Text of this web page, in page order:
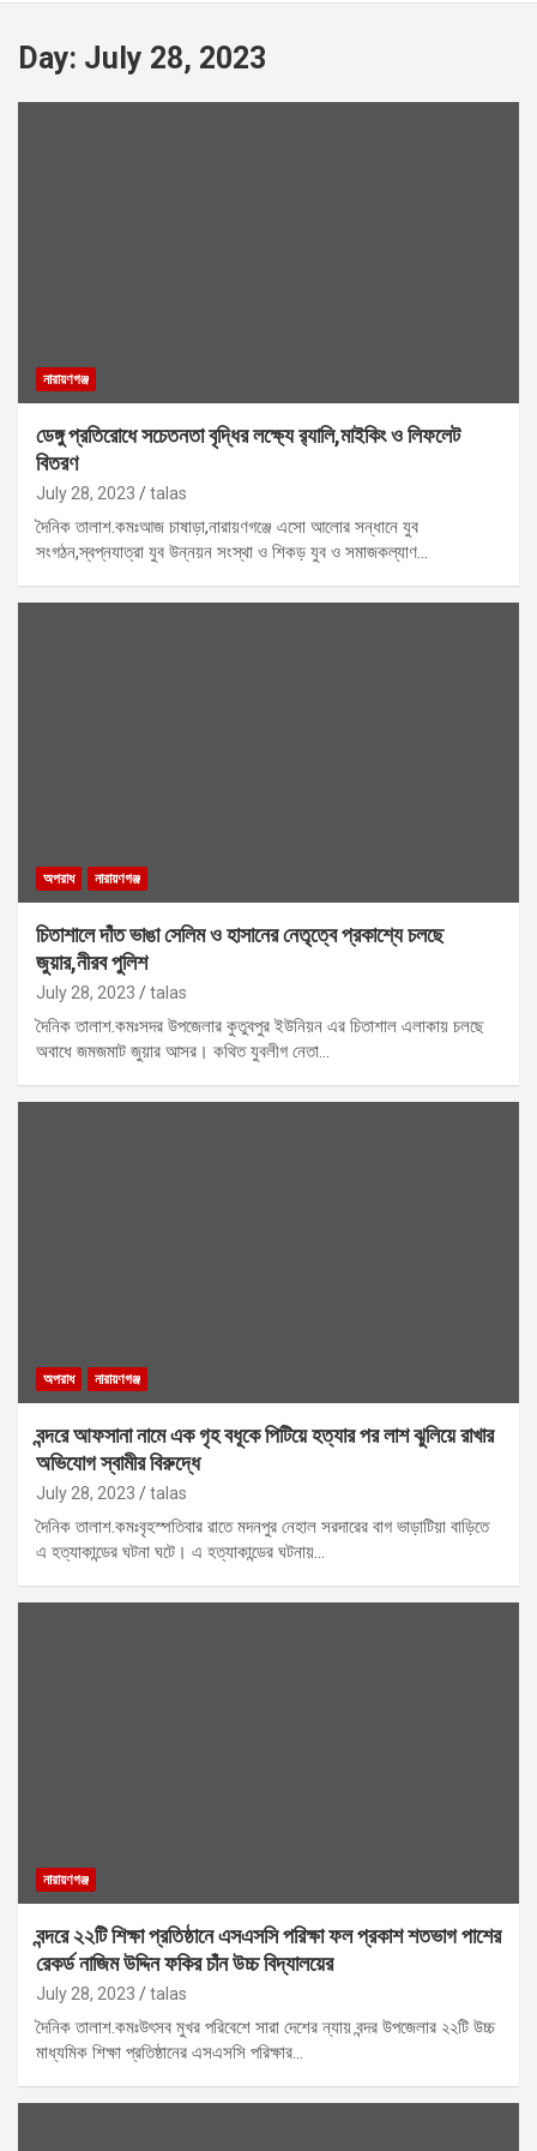
Day: July 28, 2023
নারায়ণগঞ্জ
ডেঙ্গু প্রতিরোধে সচেতনতা বৃদ্ধির লক্ষ্যে র‌্যালি,মাইকিং ও লিফলেট
বিতরণ
July 28, 2023 talas
দৈনিক তালাশ.কমঃআজ চাষাড়া,নারায়ণগঞ্জে এসো আলোর সন্ধানে যুব
সংগঠন,স্বপ্নযাত্রা যুব উন্নয়ন সংস্থা ও শিকড় যুব ও সমাজকল্যাণ…
অপরাধ নারায়ণগঞ্জ
চিতাশালে দাঁত ভাঙা সেলিম ও হাসানের নেতৃত্বে প্রকাশ্যে চলছে
জুয়ার,নীরব পুলিশ
July 28, 2023 talas
দৈনিক তালাশ.কমঃসদর উপজেলার কুতুবপুর ইউনিয়ন এর চিতাশাল এলাকায় চলছে
অবাধে জমজমাট জুয়ার আসর। কথিত যুবলীগ নেতা…
অপরাধ নারায়ণগঞ্জ
বন্দরে আফসানা নামে এক গৃহ বধূকে পিটিয়ে হত্যার পর লাশ ঝুলিয়ে রাখার
অভিযোগ স্বামীর বিরুদ্ধে
July 28, 2023 talas
দৈনিক তালাশ.কমঃবৃহস্পতিবার রাতে মদনপুর নেহাল সরদারের বাগ ভাড়াটিয়া বাড়িতে
এ হত্যাকান্ডের ঘটনা ঘটে। এ হত্যাকান্ডের ঘটনায়…
নারায়ণগঞ্জ
বন্দরে ২২টি শিক্ষা প্রতিষ্ঠানে এসএসসি পরিক্ষা ফল প্রকাশ শতভাগ পাশের
রেকর্ড নাজিম উদ্দিন ফকির চাঁন উচ্চ বিদ্যালয়ের
July 28, 2023 talas
দৈনিক তালাশ.কমঃউৎসব মুখর পরিবেশে সারা দেশের ন্যায় বন্দর উপজেলার ২২টি উচ্চ
মাধ্যমিক শিক্ষা প্রতিষ্ঠানের এসএসসি পরিক্ষার…